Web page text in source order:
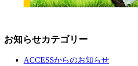
お知らせカテゴリー
ACCESSからのお知らせ